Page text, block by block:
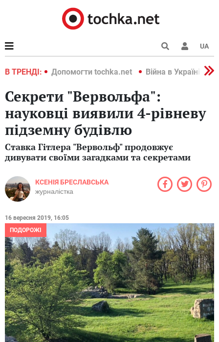
UA
В ТРЕНДІ:
2022 Допомогти tochka.net Війна в Україні 2022
Секрети "Вервольфа":
науковці виявили 4-рівневу
підземну будівлю
Ставка Гітлера "Вервольф" продовжує
дивувати своїми загадками та секретами
КСЕНІЯ БРЕСЛАВСЬКА
журналістка
16 вересня 2019, 16:05
ПОДОРОЖІ